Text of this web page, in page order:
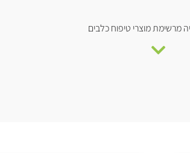
מרשימת מוצרי טיפוח כלבים